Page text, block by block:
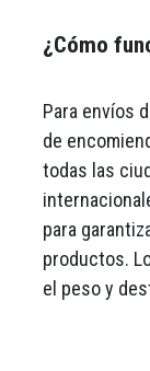
¿Cómo
Para envíos
de
todas las
para
productos.
el peso y